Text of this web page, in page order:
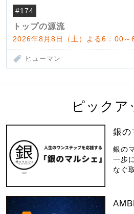
米国駐在でも浮かんだ八
んだ父母
#174
トップの源流
2026年8月8日（土）よる6：00～
ヒューマン
ピックア
銀の
銀の
一歩
なぐ